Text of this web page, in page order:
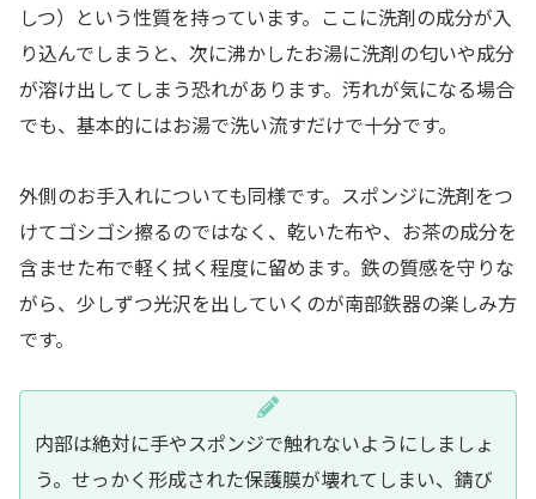
しつ）という性質を持っています。ここに洗剤の成分が入
り込んでしまうと、次に沸かしたお湯に洗剤の匂いや成分
が溶け出してしまう恐れがあります。汚れが気になる場合
でも、基本的にはお湯で洗い流すだけで十分です。
外側のお手入れについても同様です。スポンジに洗剤をつ
けてゴシゴシ擦るのではなく、乾いた布や、お茶の成分を
含ませた布で軽く拭く程度に留めます。鉄の質感を守りな
がら、少しずつ光沢を出していくのが南部鉄器の楽しみ方
です。
内部は絶対に手やスポンジで触れないようにしましょ
う。せっかく形成された保護膜が壊れてしまい、錆び